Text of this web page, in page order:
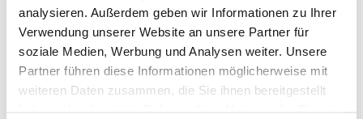
analysieren. Außerdem geben wir Informationen zu Ihrer
Verwendung unserer Website an unsere Partner für
soziale Medien, Werbung und Analysen weiter. Unsere
Partner führen diese Informationen möglicherweise mit
weiteren Daten zusammen, die Sie ihnen bereitgestellt